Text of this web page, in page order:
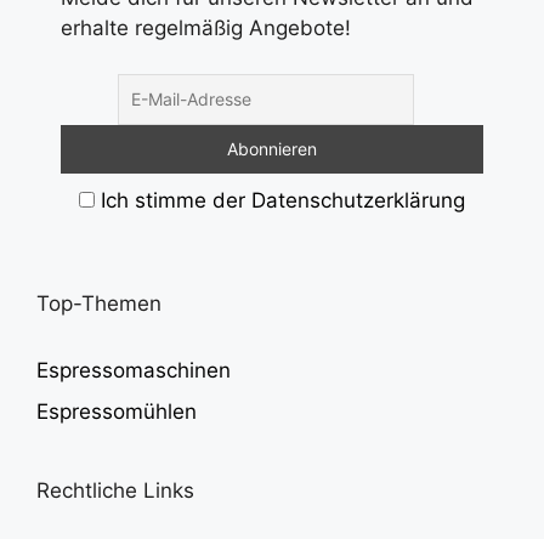
erhalte regelmäßig Angebote!
Ich stimme der Datenschutzerklärung
Top-Themen
Espressomaschinen
Espressomühlen
Rechtliche Links